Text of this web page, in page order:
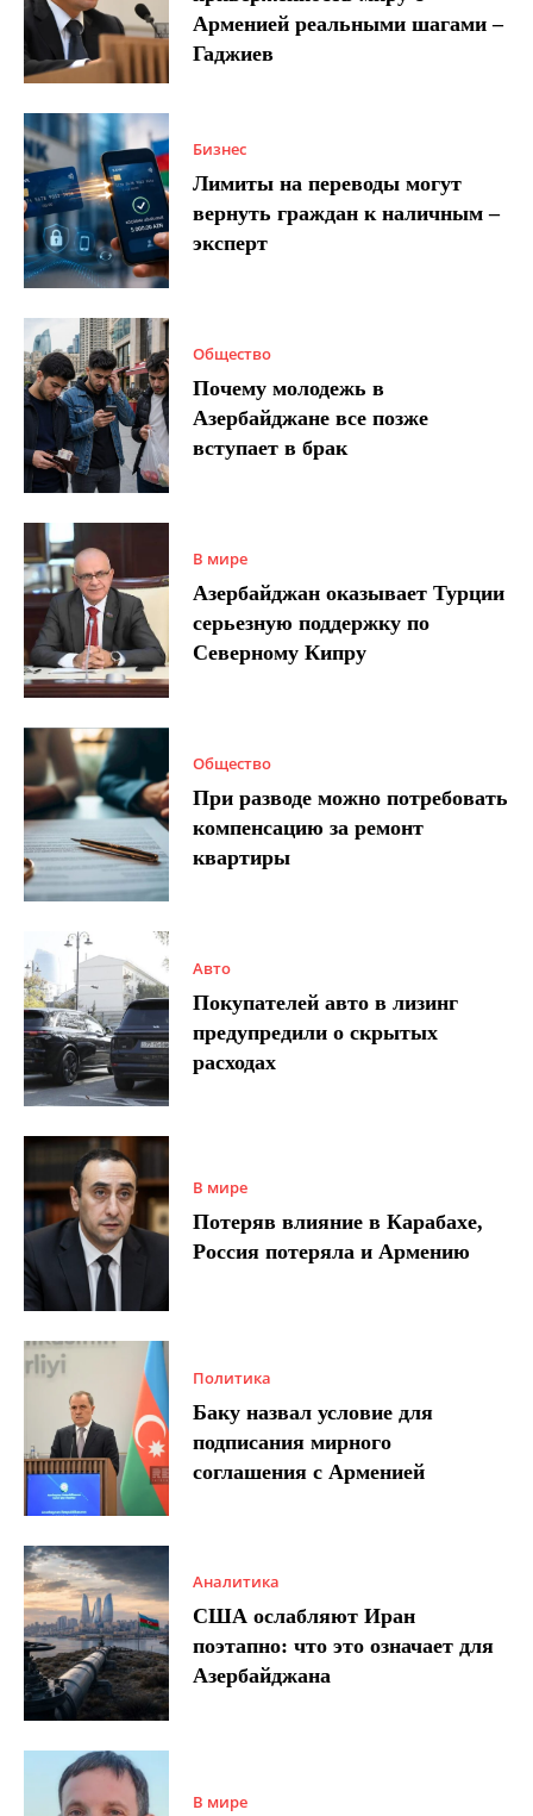
Арменией реальными шагами –
Гаджиев
Бизнес
Лимиты на переводы могут
вернуть граждан к наличным –
эксперт
Общество
Почему молодежь в
Азербайджане все позже
вступает в брак
В мире
Азербайджан оказывает Турции
серьезную поддержку по
Северному Кипру
Общество
При разводе можно потребовать
компенсацию за ремонт
квартиры
Авто
Покупателей авто в лизинг
предупредили о скрытых
расходах
В мире
Потеряв влияние в Карабахе,
Россия потеряла и Армению
Политика
Баку назвал условие для
подписания мирного
соглашения с Арменией
Аналитика
США ослабляют Иран
поэтапно: что это означает для
Азербайджана
В мире